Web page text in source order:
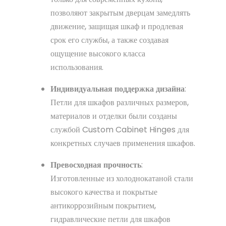
позволяют закрытым дверцам замедлять
движение, защищая шкаф и продлевая
срок его службы, а также создавая
ощущение высокого класса
использования.
Индивидуальная поддержка дизайна:
Петли для шкафов различных размеров,
материалов и отделки были созданы
службой Custom Cabinet Hinges для
конкретных случаев применения шкафов.
Превосходная прочность:
Изготовленные из холоднокатаной стали
высокого качества и покрытые
антикоррозийным покрытием,
гидравлические петли для шкафов